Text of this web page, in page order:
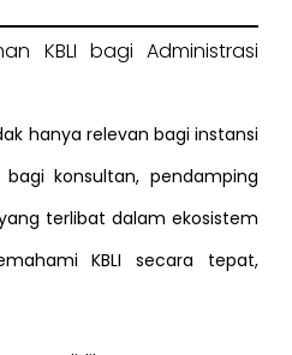
KBLI bagi Administrasi
hanya relevan bagi instansi
konsultan, pendamping
terlibat dalam ekosistem
KBLI secara tepat,